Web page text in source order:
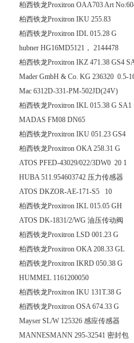
柏西铁龙Proxitron OAA703 Art
柏西铁龙Proxitron IKU
柏西铁龙Proxitron IDL
hubner HG16MD5121， 2144478
柏西铁龙Proxitron IKZ
Mader GmbH & Co. KG 236320 0.5-
Mac 6312D-331-PM-502JD(24V)
柏西铁龙Proxitron IKL
MADAS FM08 DN65
柏西铁龙Proxitron IKU
柏西铁龙Proxitron OKA
ATOS PFED-43029/022/3DW0 20 1
HUBA 511.954603742 压力传感器
ATOS DKZOR-AE-171-S5 10
柏西铁龙Proxitron IKL
ATOS DK-1831/2/WG 油压传动阀
柏西铁龙Proxitron LSD
柏西铁龙Proxitron OKA
柏西铁龙Proxitron IKRD
HUMMEL 1161200050
柏西铁龙Proxitron IKU
柏西铁龙Proxitron OSA
Mayser SL/W 125326 感应传感器
MANNESMANN 295-32541 密封包